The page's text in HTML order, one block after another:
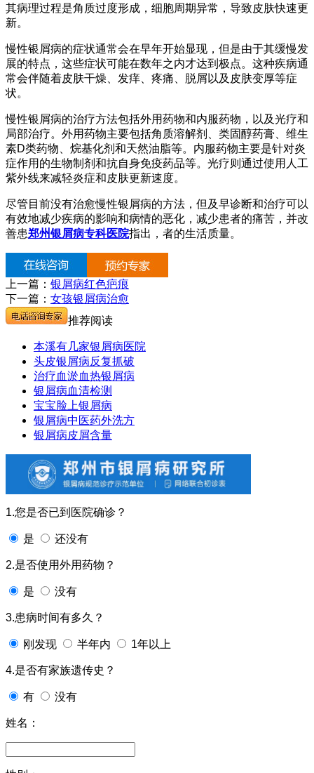
其病理过程是角质过度形成，细胞周期异常，导致皮肤快速更
新。
慢性银屑病的症状通常会在早年开始显现，但是由于其缓慢发
展的特点，这些症状可能在数年之内才达到极点。这种疾病通
常会伴随着皮肤干燥、发痒、疼痛、脱屑以及皮肤变厚等症
状。
慢性银屑病的治疗方法包括外用药物和内服药物，以及光疗和
局部治疗。外用药物主要包括角质溶解剂、类固醇药膏、维生
素D类药物、烷基化剂和天然油脂等。内服药物主要是针对炎
症作用的生物制剂和抗自身免疫药品等。光疗则通过使用人工
紫外线来减轻炎症和皮肤更新速度。
尽管目前没有治愈慢性银屑病的方法，但及早诊断和治疗可以
有效地减少疾病的影响和病情的恶化，减少患者的痛苦，并改
善患郑州银屑病专科医院指出，者的生活质量。
上一篇： 银屑病红色疤痕
下一篇： 女孩银屑病治愈
推荐阅读
本溪有几家银屑病医院
头皮银屑病反复抓破
治疗血淤血热银屑病
银屑病血清检测
宝宝脸上银屑病
银屑病中医药外洗方
银屑病皮屑含量
1.您是否已到医院确诊？
是 还没有
2.是否使用外用药物？
是 没有
3.患病时间有多久？
刚发现 半年内 1年以上
4.是否有家族遗传史？
有 没有
姓名：